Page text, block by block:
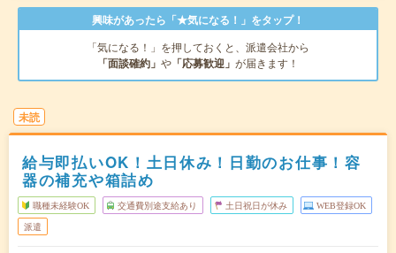
興味があったら「★気になる！」をタップ！
「気になる！」を押しておくと、派遣会社から
「面談確約」 や 「応募歓迎」 が届きます！
未読
給与即払いOK！土日休み！日勤のお仕事！容
器の補充や箱詰め
職種未経験OK 交通費別途支給あり 土日祝日が休み WEB登録OK
派遣